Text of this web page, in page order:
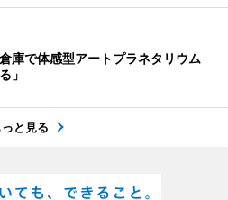
庫で体感型アートプラネタリウム
」
っと見る